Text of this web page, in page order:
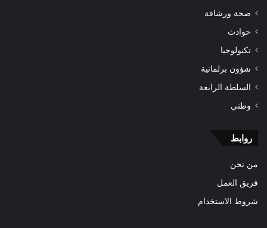
صحة ورشاقة
حوادث
تكنولوجيا
شؤون برلمانية
السلطة الرابعة
وطني
روابط
من نحن
فريق العمل
شروط الاستخدام